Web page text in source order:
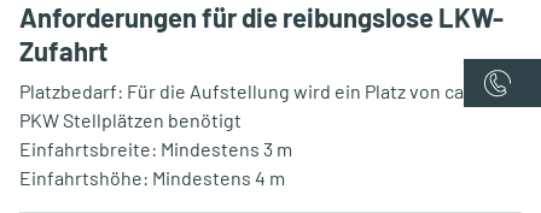
Anforderungen für die reibungslose LKW-
Zufahrt
Platzbedarf: Für die Aufstellung wird ein Platz von ca. 2
PKW Stellplätzen benötigt
Einfahrtsbreite: Mindestens 3 m
Einfahrtshöhe: Mindestens 4 m